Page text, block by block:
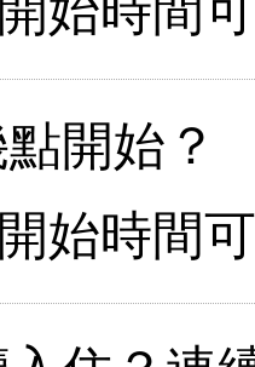
始時間
開始？
始時間